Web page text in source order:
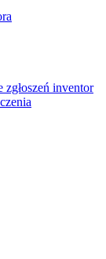
zgłoszeń inventor